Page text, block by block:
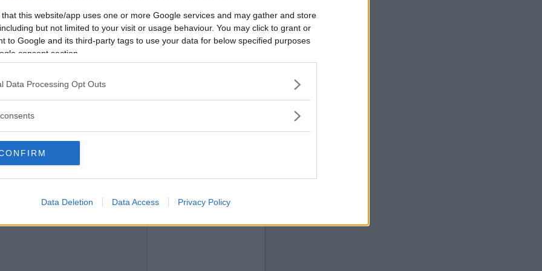
that this website/app uses one or more Google services and may gather and store
but not limited to your visit or usage behaviour. You may click to grant or
to Google and its third-party tags to use your data for below specified purposes
consent section.
Data Processing Opt Outs
Data Deletion Data Access Privacy Policy
2020-09-29 21:25
på bröllopet åsis?
2020-09-29 21:27
Vill du bli
medlem?